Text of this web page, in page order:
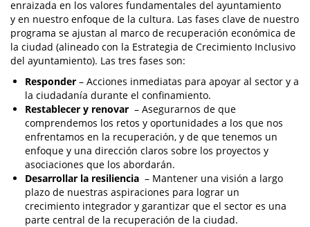
enraizada en los valores fundamentales del ayuntamiento
y en nuestro enfoque de la cultura. Las fases clave de nuestro
programa se ajustan al marco de recuperación económica de
la ciudad (alineado con la Estrategia de Crecimiento Inclusivo
del ayuntamiento). Las tres fases son:
Responder – Acciones inmediatas para apoyar al sector y a
la ciudadanía durante el confinamiento.
Restablecer y renovar – Asegurarnos de que
comprendemos los retos y oportunidades a los que nos
enfrentamos en la recuperación, y de que tenemos un
enfoque y una dirección claros sobre los proyectos y
asociaciones que los abordarán.
Desarrollar la resiliencia – Mantener una visión a largo
plazo de nuestras aspiraciones para lograr un
crecimiento integrador y garantizar que el sector es una
parte central de la recuperación de la ciudad.